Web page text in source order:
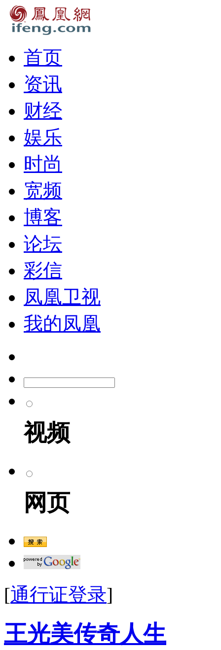
首页
资讯
财经
娱乐
时尚
宽频
博客
论坛
彩信
凤凰卫视
我的凤凰
视频
网页
[通行证登录]
王光美传奇人生